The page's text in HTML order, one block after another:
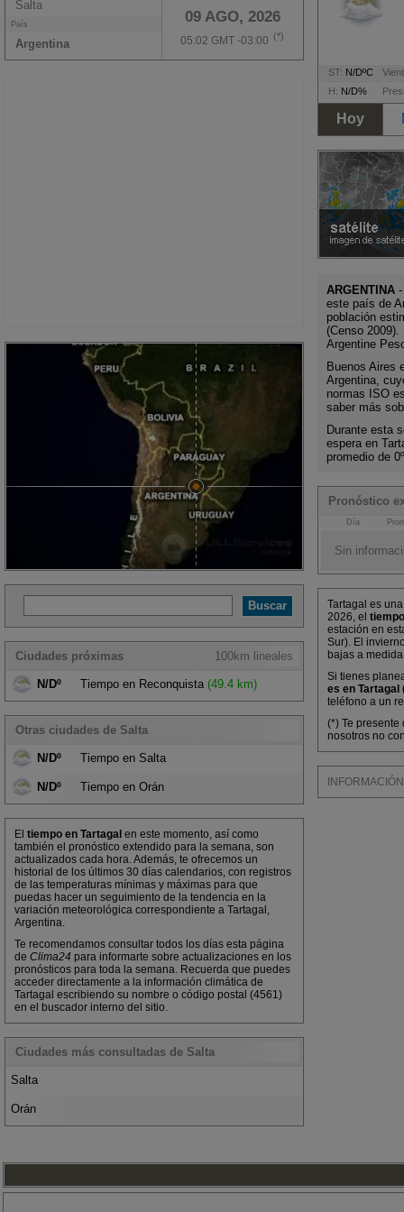
09 AGO, 2026
05:02 GMT -03:00 (*)
Salta
País
Argentina
100km lineales
Ciudades próximas
N/Dº Tiempo en Reconquista (49.4 km)
Otras ciudades de Salta
N/Dº Tiempo en Salta
N/Dº Tiempo en Orán
El tiempo en Tartagal en este momento, así como
también el pronóstico extendido para la semana, son
actualizados cada hora. Además, te ofrecemos un
historial de los últimos 30 días calendarios, con registros
de las temperaturas mínimas y máximas para que
puedas hacer un seguimiento de la tendencia en la
variación meteorológica correspondiente a Tartagal,
Argentina.
Te recomendamos consultar todos los días esta página
de Clima24 para informarte sobre actualizaciones en los
pronósticos para toda la semana. Recuerda que puedes
acceder directamente a la información climática de
Tartagal escribiendo su nombre o código postal (4561)
en el buscador interno del sitio.
Ciudades más consultadas de Salta
Salta
Orán
ST: N/DºC
H: N/D%
Hoy
ARGENTINA
este país de
población
(Censo
Argentine
Buenos Aires
Argentina,
normas ISO
saber más
Durante esta
espera en
promedio de
Pronóstico
Día
Sin
Tartagal es
2026, el
estación en
Sur). El
bajas a
Si tienes
es en Tartagal
teléfono a un
(*) Te
nosotros no